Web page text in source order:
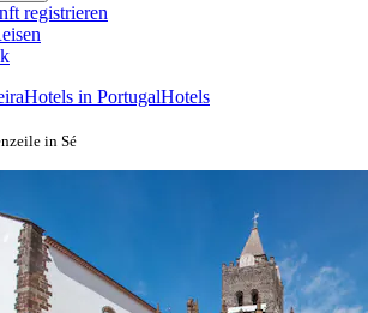
registrieren
Hotels in PortugalHotels
in Sé